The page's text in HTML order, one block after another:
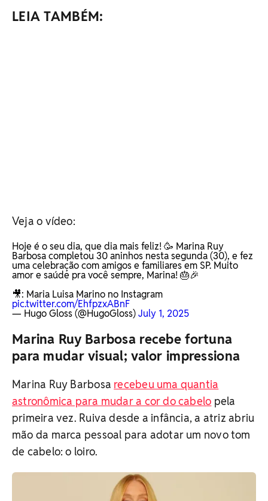
LEIA TAMBÉM:
Veja o vídeo:
Hoje é o seu dia, que dia mais feliz! 🥳 Marina Ruy
Barbosa completou 30 aninhos nesta segunda (30), e fez
uma celebração com amigos e familiares em SP. Muito
amor e saúde pra você sempre, Marina! 🎂🎉
🎥: Maria Luisa Marino no Instagram
pic.twitter.com/EhfpzxABnF
— Hugo Gloss (@HugoGloss)July 1, 2025
Marina Ruy Barbosa recebe fortuna
para mudar visual; valor impressiona
Marina Ruy Barbosa recebeu uma quantia
astronômica para mudar a cor do cabelo pela
primeira vez. Ruiva desde a infância, a atriz abriu
mão da marca pessoal para adotar um novo tom
de cabelo: o loiro.